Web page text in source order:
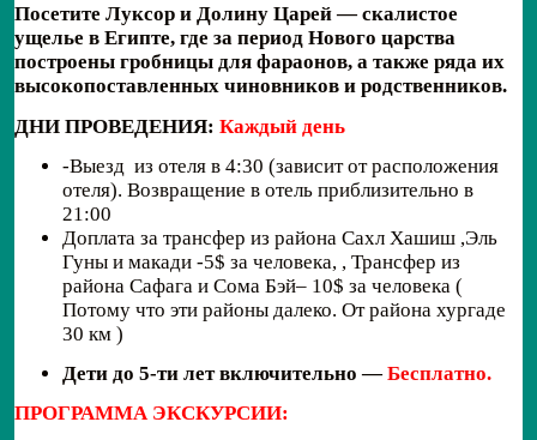
Посетите Луксор и Долину Царей — скалистое
ущелье в Египте, где за период Нового царства
построены гробницы для фараонов, а также ряда их
высокопоставленных чиновников и родственников.
ДНИ ПРОВЕДЕНИЯ: Каждый день
-Выезд из отеля в 4:30 (зависит от расположения
отеля). Возвращение в отель приблизительно в
21:00
Доплата за трансфер из района Сахл Хашиш ,Эль
Гуны и макади -5$ за человека, , Трансфер из
района Сафага и Сома Бэй– 10$ за человека (
Потому что эти районы далеко. От района хургаде
30 км )
Дети до 5-ти лет включительно —Бесплатно.
ПРОГРАММА ЭКСКУРСИИ: